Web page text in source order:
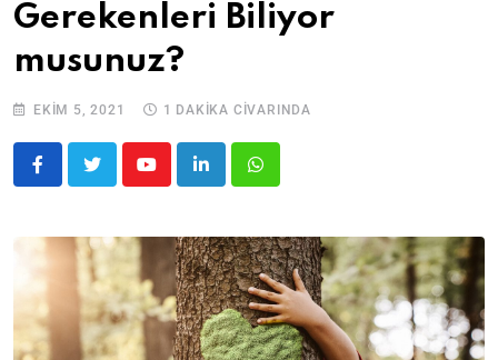
Gerekenleri Biliyor
musunuz?
EKIM 5, 2021 1 DAKİKA CİVARINDA